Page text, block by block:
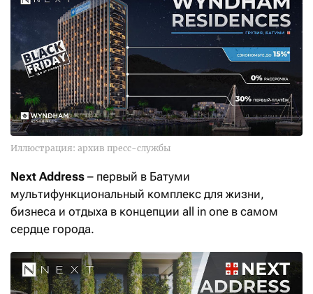
Иллюстрация: архив пресс-службы
Next Address – первый в Батуми
мультифункциональный комплекс для жизни,
бизнеса и отдыха в концепции all in one в самом
сердце города.